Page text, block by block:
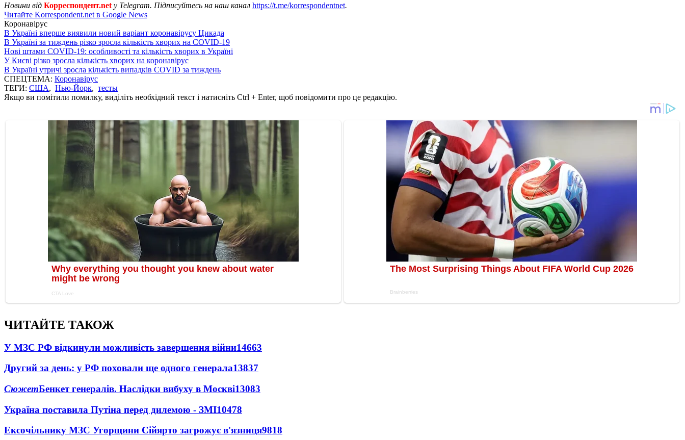
Новини від Корреспондент.net у Telegram. Підписуйтесь на наш канал https://t.me/korrespondentnet.
Читайте Korrespondent.net в Google News
Коронавірус
В Україні вперше виявили новий варіант коронавірусу Цикада
В Україні за тиждень різко зросла кількість хворих на COVID-19
Нові штами COVID-19: особливості та кількість хворих в Україні
У Києві різко зросла кількість хворих на коронавірус
В Україні утричі зросла кількість випадків COVID за тиждень
СПЕЦТЕМА: Коронавірус
ТЕГИ: США, Нью-Йорк, тесты
Якщо ви помітили помилку, виділіть необхідний текст і натисніть Ctrl + Enter, щоб повідомити про це редакцію.
ЧИТАЙТЕ ТАКОЖ
У МЗС РФ відкинули можливість завершення війни14663
Другий за день: у РФ поховали ще одного генерала13837
СюжетБенкет генералів. Наслідки вибуху в Москві13083
Україна поставила Путіна перед дилемою - ЗМІ10478
Ексочільнику МЗС Угорщини Сійярто загрожує в'язниця9818